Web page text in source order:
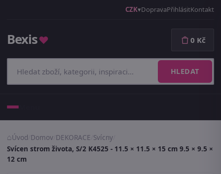
CZK DopravaPřihlásitKontakt
Bexis♥
HLEDAT
0 Kč
Úvod Domov DEKORACE Svícny
Svícen strom života, S/2 K4525 - 11.5 × 11.5 × 15 cm 9.5 × 9.5 ×
12 cm